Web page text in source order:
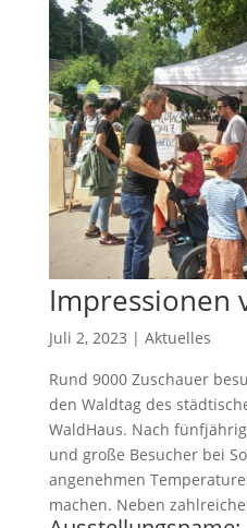
Impressionen
Juli 2, 2023 | Aktuelles
Rund 9000 Zuschauer
den Waldtag des
WaldHaus. Nach
und große Besucher bei
angenehmen
machen. Neben